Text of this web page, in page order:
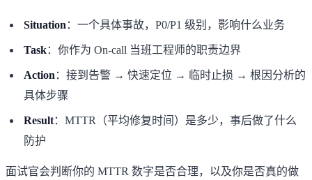
Situation ：一个具体事故，P0/P1 级别，影响什么业务
Task：你作为 On-call 当班工程师的职责边界
Action ：接到告警 → 快速定位 → 临时止损 → 根因分析的
具体步骤
Result：MTTR（平均修复时间）是多少，事后做了什么
防护
面试官会判断你的 MTTR 数字是否合理，以及你是否真的做